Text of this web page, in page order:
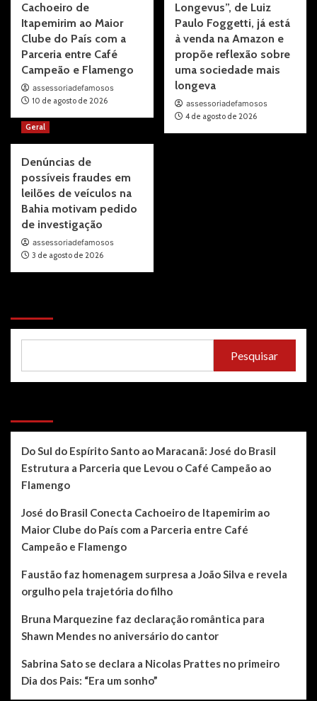
Cachoeiro de
Itapemirim ao Maior
Clube do País com a
Parceria entre Café
Campeão e Flamengo
assessoriadefamosos
10 de agosto de 2026
Longevus”, de Luiz
Paulo Foggetti, já está
à venda na Amazon e
propõe reflexão sobre
uma sociedade mais
longeva
assessoriadefamosos
4 de agosto de 2026
Geral
Denúncias de
possíveis fraudes em
leilões de veículos na
Bahia motivam pedido
de investigação
assessoriadefamosos
3 de agosto de 2026
Pesquisar
Do Sul do Espírito Santo ao Maracanã: José do Brasil
Estrutura a Parceria que Levou o Café Campeão ao
Flamengo
José do Brasil Conecta Cachoeiro de Itapemirim ao
Maior Clube do País com a Parceria entre Café
Campeão e Flamengo
Faustão faz homenagem surpresa a João Silva e revela
orgulho pela trajetória do filho
Bruna Marquezine faz declaração romântica para
Shawn Mendes no aniversário do cantor
Sabrina Sato se declara a Nicolas Prattes no primeiro
Dia dos Pais: “Era um sonho”